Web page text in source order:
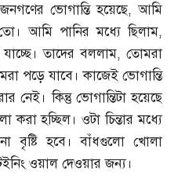
ভোগান্তি হয়েছে,আমি
আমি পানির মধ্যে ছিলাম,
তাদের বললাম,তোমরা
পড়ে যাবে। কাজেই ভোগান্তি
কিন্তু ভোগান্তিটা হয়েছে
করা হচ্ছিল। ওটা চিন্তার মধ্যে
বৃষ্টি হবে। বাঁধগুলো খোলা
ওয়াল দেওয়ার জন্য।